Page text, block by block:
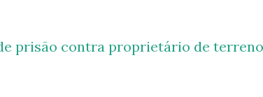
prisão contra proprietário de terreno